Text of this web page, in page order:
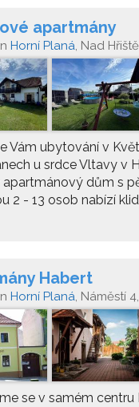
apartmány
Horní Planá, Nad
Vám ubytování v
u srdce Vltavy v
apartmánový dům s
2 - 13 osob nabízí
Habert
Horní Planá, Náměstí
se v samém centru